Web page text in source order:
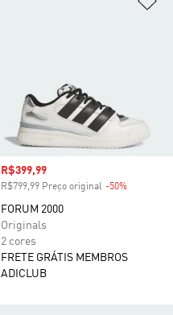
Preço com desconto
R$399,99
R$799,99 Preço original -50%
FORUM 2000
Originals
2 cores
FRETE GRÁTIS MEMBROS
ADICLUB